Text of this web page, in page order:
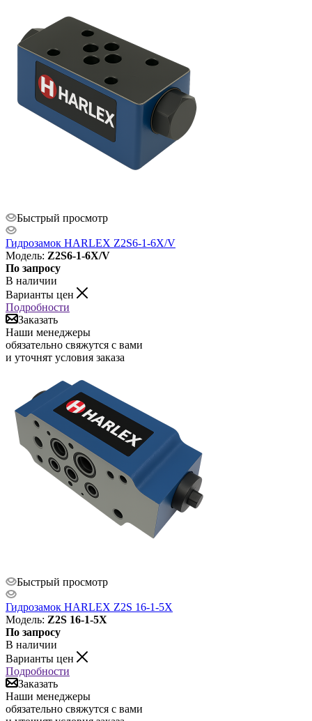
Быстрый просмотр
Гидрозамок HARLEX Z2S6-1-6X/V
Модель: Z2S6-1-6X/V
По запросу
В наличии
Варианты цен
Подробности
Заказать
Наши менеджеры
обязательно свяжутся с вами
и уточнят условия заказа
Быстрый просмотр
Гидрозамок HARLEX Z2S 16-1-5X
Модель: Z2S 16-1-5X
По запросу
В наличии
Варианты цен
Подробности
Заказать
Наши менеджеры
обязательно свяжутся с вами